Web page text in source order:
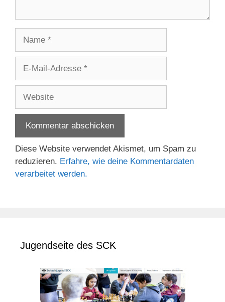
Adresse
Diese Website verwendet Akismet, um Spam zu
reduzieren. Erfahre, wie deine Kommentardaten
verarbeitet werden.
Jugendseite des SCK